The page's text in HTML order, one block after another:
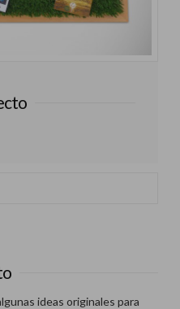
ideas originales para